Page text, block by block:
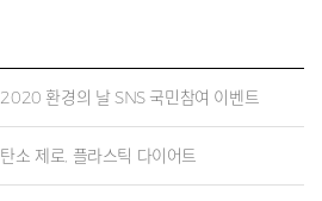
2020 환경의 날 SNS 국민참여 이벤트
탄소 제로, 플라스틱 다이어트